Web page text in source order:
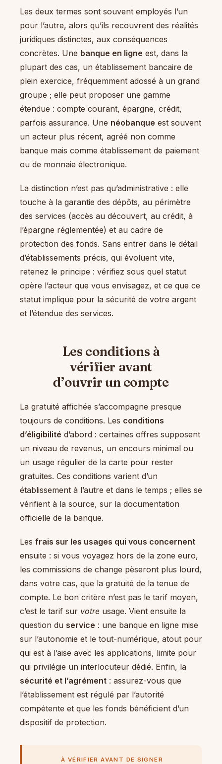
Les deux termes sont souvent employés l’un
pour l’autre, alors qu’ils recouvrent des réalités
juridiques distinctes, aux conséquences
concrètes. Une banque en ligne est, dans la
plupart des cas, un établissement bancaire de
plein exercice, fréquemment adossé à un grand
groupe ; elle peut proposer une gamme
étendue : compte courant, épargne, crédit,
parfois assurance. Une néobanque est souvent
un acteur plus récent, agréé non comme
banque mais comme établissement de paiement
ou de monnaie électronique.
La distinction n’est pas qu’administrative : elle
touche à la garantie des dépôts, au périmètre
des services (accès au découvert, au crédit, à
l’épargne réglementée) et au cadre de
protection des fonds. Sans entrer dans le détail
d’établissements précis, qui évoluent vite,
retenez le principe : vérifiez sous quel statut
opère l’acteur que vous envisagez, et ce que ce
statut implique pour la sécurité de votre argent
et l’étendue des services.
Les conditions à
vérifier avant
d’ouvrir un compte
La gratuité affichée s’accompagne presque
toujours de conditions. Les conditions
d’éligibilité d’abord : certaines offres supposent
un niveau de revenus, un encours minimal ou
un usage régulier de la carte pour rester
gratuites. Ces conditions varient d’un
établissement à l’autre et dans le temps ; elles se
vérifient à la source, sur la documentation
officielle de la banque.
Les frais sur les usages qui vous concernent
ensuite : si vous voyagez hors de la zone euro,
les commissions de change pèseront plus lourd,
dans votre cas, que la gratuité de la tenue de
compte. Le bon critère n’est pas le tarif moyen,
c’est le tarif sur votre usage. Vient ensuite la
question du service : une banque en ligne mise
sur l’autonomie et le tout-numérique, atout pour
qui est à l’aise avec les applications, limite pour
qui privilégie un interlocuteur dédié. Enfin, la
sécurité et l’agrément : assurez-vous que
l’établissement est régulé par l’autorité
compétente et que les fonds bénéficient d’un
dispositif de protection.
À VÉRIFIER AVANT DE SIGNER